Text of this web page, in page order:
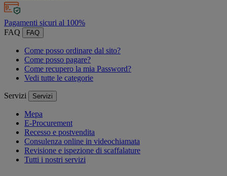
Pagamenti sicuri al 100%
FAQ
FAQ
Come posso ordinare dal sito?
Come posso pagare?
Come recupero la mia Password?
Vedi tutte le categorie
Servizi Servizi
Mepa
E-Procurement
Recesso e postvendita
Consulenza online in videochiamata
Revisione e ispezione di scaffalature
Tutti i nostri servizi